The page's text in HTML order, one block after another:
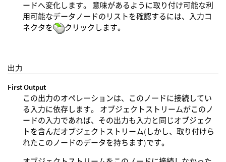
ードへ変化します。 意味があるように取り付け可能な利
用可能なデータノードのリストを確認するには、入力コ
ネクタを
クリックします。
出力
First Output
この出力のオペレーションは、このノードに接続してい
る入力に依存します。 オブジェクトストリームがこのノ
ードの入力であれば、その出力も入力と同じオブジェク
トを含んだオブジェクトストリーム(しかし、取り付けら
れたこのノードのデータを持ちます)です。